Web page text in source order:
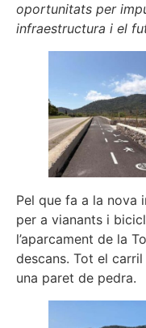
oportunitats per
infraestructura i el
Pel que fa a la nova
per a vianants i
l’aparcament de la
descans. Tot el
una paret de pedra.